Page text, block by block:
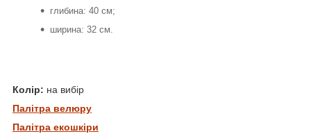
глибина: 40 см;
ширина: 32 см.
Колір: на вибір
Палітра велюру
Палітра екошкіри